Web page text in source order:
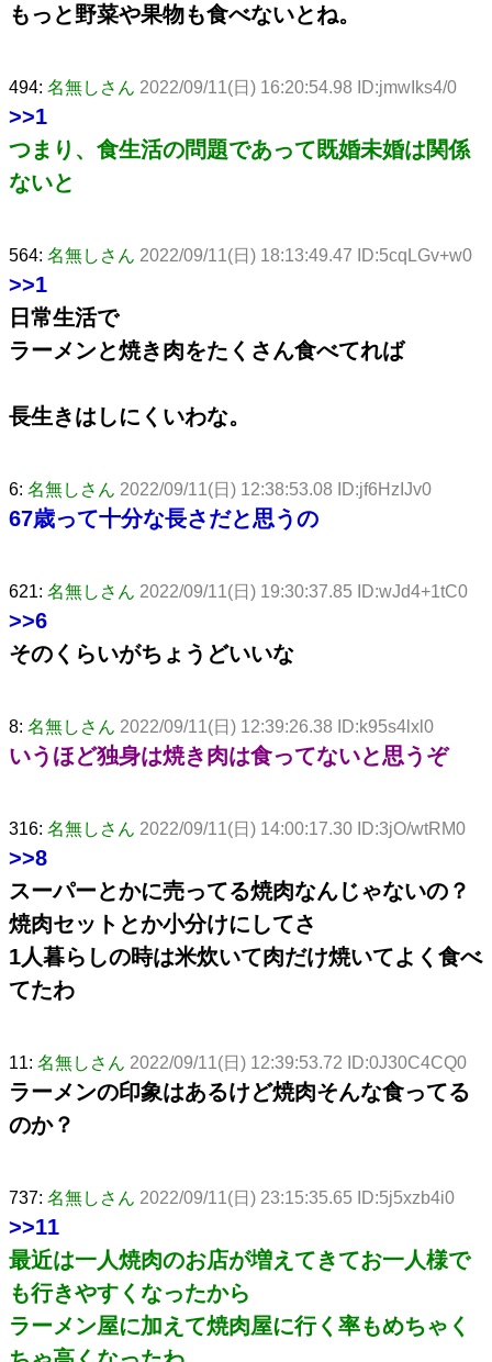
もっと野菜や果物も食べないとね。
494: 名無しさん 2022/09/11(日) 16:20:54.98 ID:jmwIks4/0
>>1
つまり、食生活の問題であって既婚未婚は関係
ないと
564: 名無しさん 2022/09/11(日) 18:13:49.47 ID:5cqLGv+w0
>>1
日常生活で
ラーメンと焼き肉をたくさん食べてれば
長生きはしにくいわな。
6: 名無しさん 2022/09/11(日) 12:38:53.08 ID:jf6HzIJv0
67歳って十分な長さだと思うの
621: 名無しさん 2022/09/11(日) 19:30:37.85 ID:wJd4+1tC0
>>6
そのくらいがちょうどいいな
8: 名無しさん 2022/09/11(日) 12:39:26.38 ID:k95s4lxl0
いうほど独身は焼き肉は食ってないと思うぞ
316: 名無しさん 2022/09/11(日) 14:00:17.30 ID:3jO/wtRM0
>>8
スーパーとかに売ってる焼肉なんじゃないの？
焼肉セットとか小分けにしてさ
1人暮らしの時は米炊いて肉だけ焼いてよく食べ
てたわ
11: 名無しさん 2022/09/11(日) 12:39:53.72 ID:0J30C4CQ0
ラーメンの印象はあるけど焼肉そんな食ってる
のか？
737: 名無しさん 2022/09/11(日) 23:15:35.65 ID:5j5xzb4i0
>>11
最近は一人焼肉のお店が増えてきてお一人様で
も行きやすくなったから
ラーメン屋に加えて焼肉屋に行く率もめちゃく